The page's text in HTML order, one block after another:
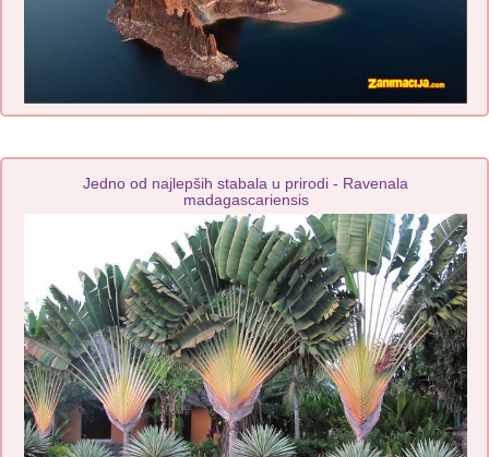
Jedno od najlepših stabala u prirodi - Ravenala
madagascariensis